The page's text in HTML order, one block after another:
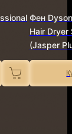
Фен
Hair Dryer
(Jasper